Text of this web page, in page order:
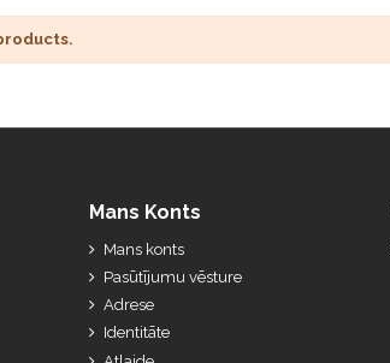
Mans Konts
Mans konts
Pasūtījumu vēsture
Adrese
Identitāte